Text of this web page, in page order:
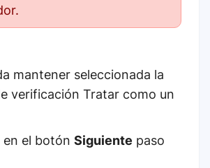
mantener seleccionada la
verificación Tratar como un
en el botón Siguiente paso